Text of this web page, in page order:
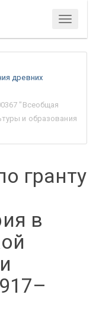
Меню
древних
"Всеобщая
и образования
гранту
в